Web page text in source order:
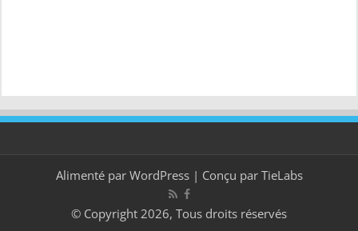
Alimenté par WordPress| Conçu par TieLabs
© Copyright 2026, Tous droits réservés